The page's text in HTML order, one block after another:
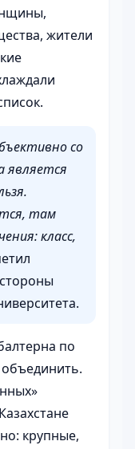
жители
со
является
там
класс,
по
крупные,